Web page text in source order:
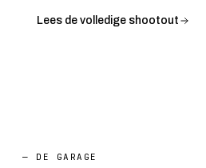
Lees de volledige shootout
— DE GARAGE